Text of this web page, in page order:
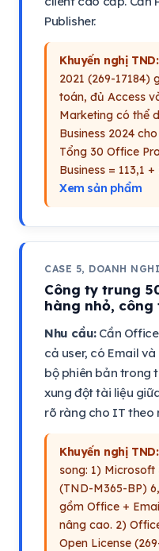
Publisher.
Khuyến nghị TND:
2021 (269-17184)
toán, đủ Access
Marketing có thể
Business 2024
Tổng 30 Office
Business = 113,1
Xem sản phẩm
CASE 5, DOANH
Công ty trung
hàng nhỏ, công
Nhu cầu:Cần
cả user, có Email
bộ phiên bản trong
xung đột tài liệu
rõ ràng cho IT theo
Khuyến nghị TND:
song: 1) Microsoft
(TND-M365-BP)
gồm Office +
nâng cao. 2)
Open License